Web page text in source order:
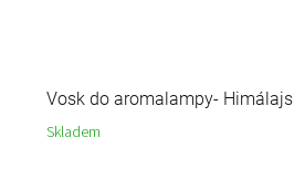
Vosk do aromalampy-
Skladem